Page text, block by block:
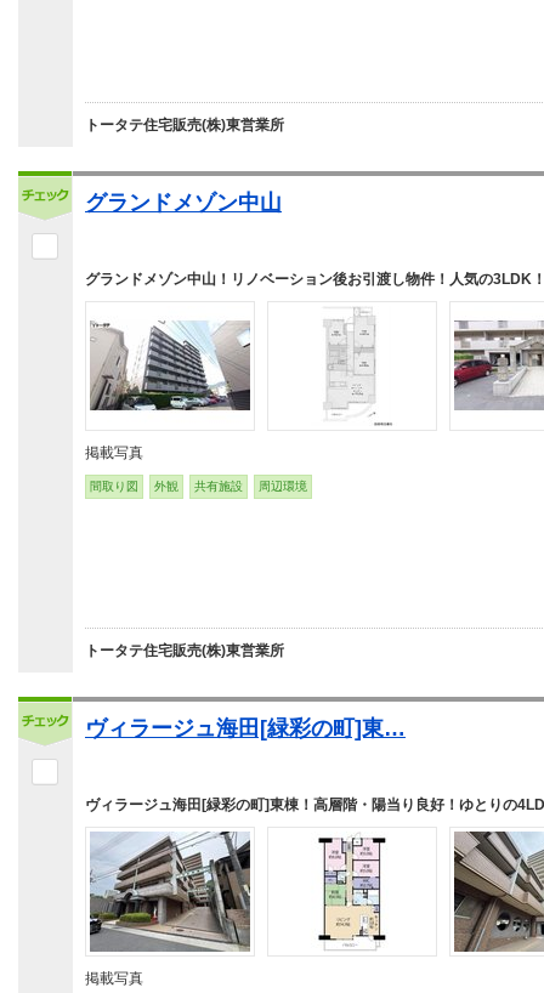
トータテ住宅販売(株)東営業所
グランドメゾン中山
グランドメゾン中山！リノベーション後お引渡し物件！人気の3LDK
掲載写真
間取り図 外観 共有施設 周辺環境
トータテ住宅販売(株)東営業所
ヴィラージュ海田[緑彩の町]東…
ヴィラージュ海田[緑彩の町]東棟！高層階・陽当り良好！ゆとりの
掲載写真